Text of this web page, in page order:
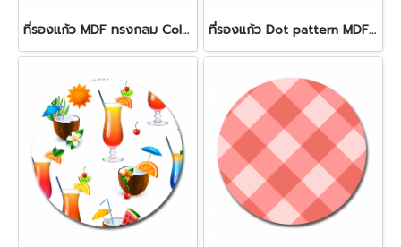
ที่รองแก้ว MDF ทรงกลม Colorful heart ที่รองแก้ว Dot pattern MDF Round coaster